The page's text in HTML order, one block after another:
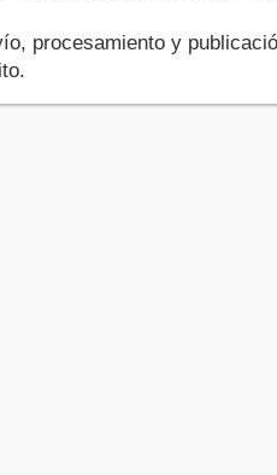
procesamiento y